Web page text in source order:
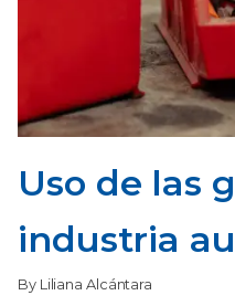
Uso de las
industria
By Liliana Alcántara